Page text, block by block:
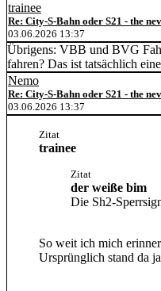
trainee
Re: City-S-Bahn oder S21 - the
03.06.2026 13:37
Übrigens: VBB und BVG
fahren? Das ist tatsächlich
Nemo
Re: City-S-Bahn oder S21 - the
03.06.2026 13:37
Zitat
trainee
Zitat
der weiße bim
Die Sh2-
So weit ich mich
Ursprünglich stand da